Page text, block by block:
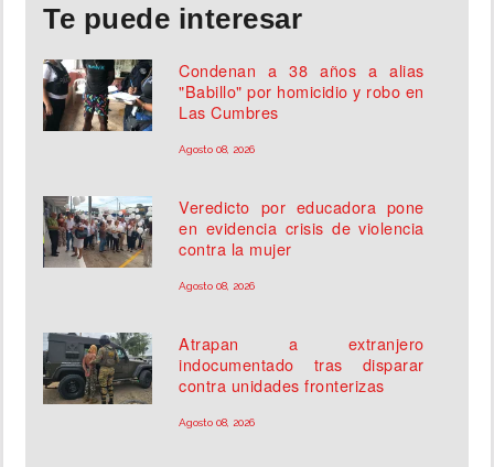
Te puede interesar
Condenan a 38 años a alias
"Babillo" por homicidio y robo en
Las Cumbres
Agosto 08, 2026
Veredicto por educadora pone
en evidencia crisis de violencia
contra la mujer
Agosto 08, 2026
Atrapan a extranjero
indocumentado tras disparar
contra unidades fronterizas
Agosto 08, 2026